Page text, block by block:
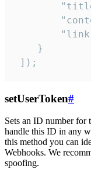
    }
]);
setUserToken#
Sets an ID number for
handle this ID in any
this method you can
Webhooks. We
spoofing.